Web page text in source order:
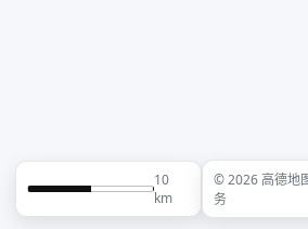
10
km
© 2026 高德地
务